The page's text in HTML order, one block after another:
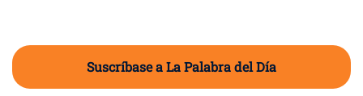
Suscríbase a La Palabra del Día